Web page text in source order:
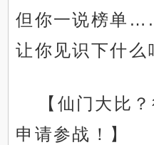
但你一说榜单
让你见识下什么
【仙门大比
申请参战！】